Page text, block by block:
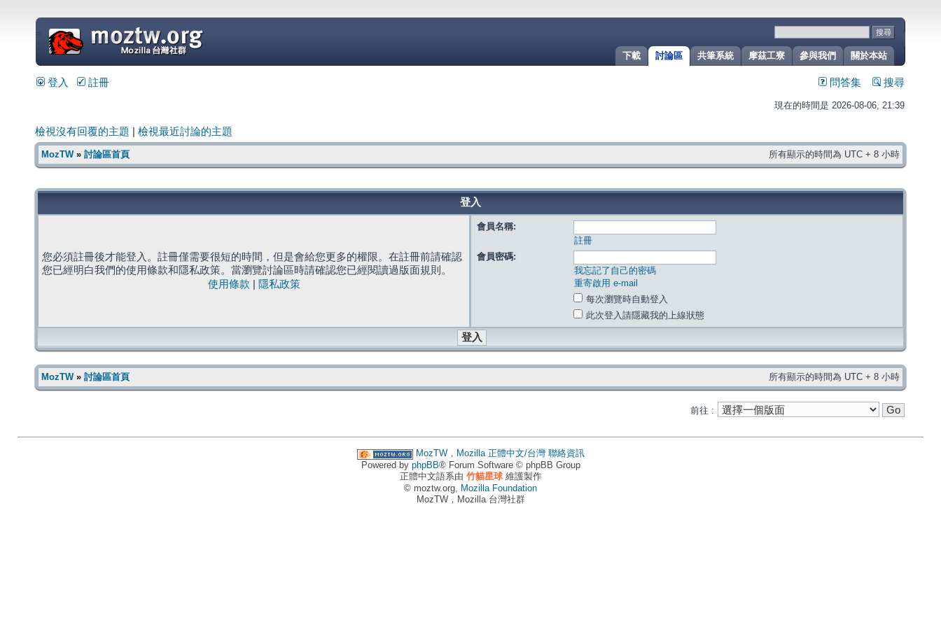
關於本站
參與我們
摩茲工寮
共筆系統
討論區
下載
=
登入 註冊 問答集 搜尋
現在的時間是 2026-08-06, 21:39
檢視沒有回覆的主題 檢視最近討論的主題
MozTW» 討論區首頁 所有顯示的時間為 UTC + 8 小時
登入
您必須註冊後才能登入。註冊僅需要很短的時間，但是會給您更多的權限。在註冊前請確認
您已經明白我們的使用條款和隱私政策。當瀏覽討論區時請確認您已經閱讀過版面規則。
使用條款
隱私政策
會員名稱:
註冊
會員密碼:
我忘記了自己的密碼
重寄啟用 e-mail
每次瀏覽時自動登入
此次登入請隱藏我的上線狀態
MozTW» 討論區首頁 所有顯示的時間為 UTC + 8 小時
前往 :
MozTW，Mozilla 正體中文/台灣 聯絡資訊
Powered by phpBB® Forum Software © phpBB Group
正體中文語系由 竹貓星球維護製作
© moztw.org, Mozilla Foundation
MozTW，Mozilla 台灣社群